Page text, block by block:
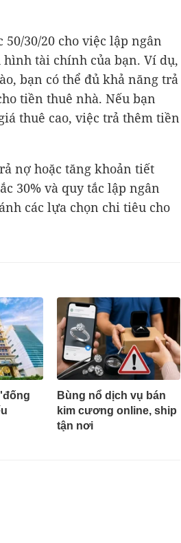
30/20 cho việc lập ngân
hình tài chính của bạn. Ví dụ,
bạn có thể đủ khả năng trả
tiền thuê nhà. Nếu bạn
thuê cao, việc trả thêm tiền
nợ hoặc tăng khoản tiết
30% và quy tắc lập ngân
các lựa chọn chi tiêu cho
Bùng nổ dịch vụ bán
kim cương online, ship
tận nơi